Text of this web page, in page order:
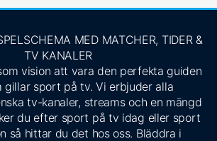
MED MATCHER, TIDER &
TV KANALER
vision att vara den perfekta guiden
gillar sport på tv. Vi erbjuder alla
tv-kanaler, streams och en mängd
du efter sport på tv idag eller sport
så hittar du det hos oss. Bläddra i